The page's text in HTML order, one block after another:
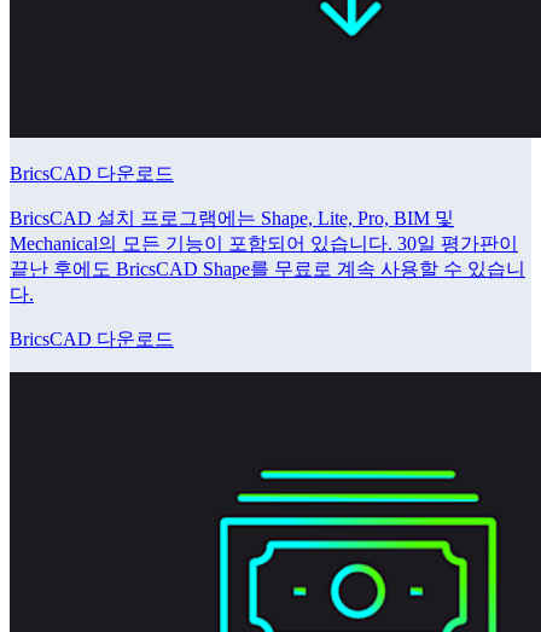
BricsCAD 다운로드
BricsCAD 설치 프로그램에는 Shape, Lite, Pro, BIM 및
Mechanical의 모든 기능이 포함되어 있습니다. 30일 평가판이
끝난 후에도 BricsCAD Shape를 무료로 계속 사용할 수 있습니
다.
BricsCAD 다운로드